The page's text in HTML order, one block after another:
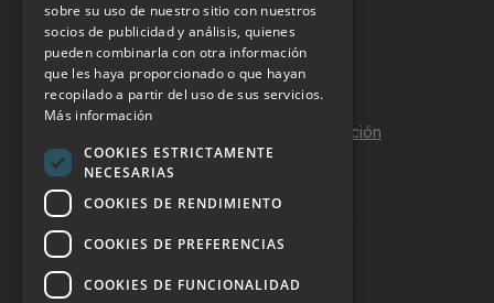
Aviso Legal
Política de Privacidad
Política de Cookies
Política de calidad y seguridad de la información
Contacto
DOSSIER Y CONTRATACIÓN
sobre su uso de nuestro sitio con nuestros
socios de publicidad y análisis, quienes
pueden combinarla con otra información
que les haya proporcionado o que hayan
recopilado a partir del uso de sus servicios.
Más información
COOKIES ESTRICTAMENTE
NECESARIAS
COOKIES DE RENDIMIENTO
COOKIES DE PREFERENCIAS
COOKIES DE FUNCIONALIDAD